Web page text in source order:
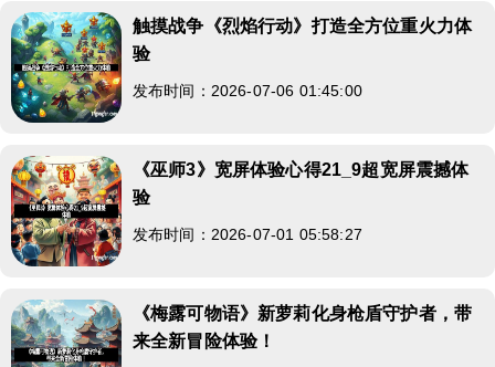
触摸战争《烈焰行动》打造全方位重火力体
验
发布时间：2026-07-06 01:45:00
《巫师3》宽屏体验心得21_9超宽屏震撼体
验
发布时间：2026-07-01 05:58:27
《梅露可物语》新萝莉化身枪盾守护者，带
来全新冒险体验！